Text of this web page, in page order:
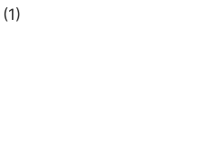
(1)